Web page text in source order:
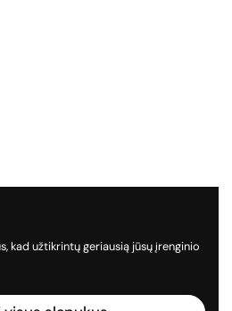
kad užtikrintų geriausią jūsų įrenginio